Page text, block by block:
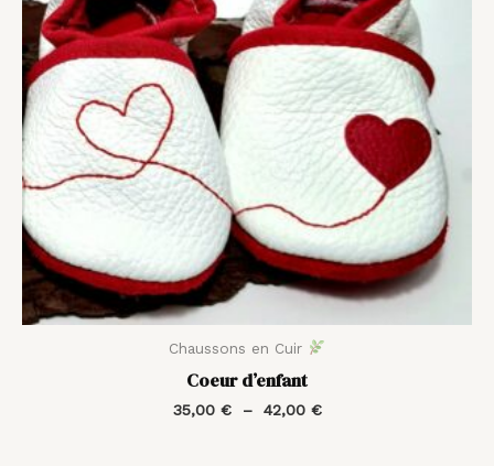
Chaussons en Cuir
Coeur d’enfant
35,00 € – 42,00 €